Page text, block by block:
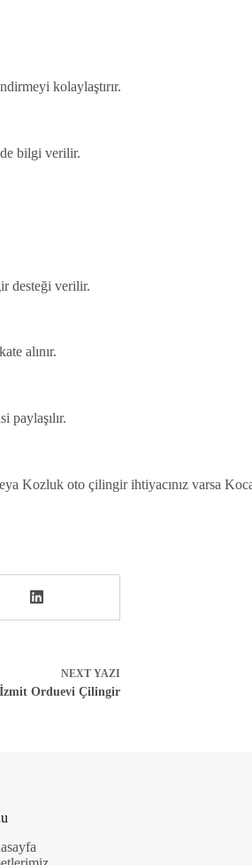
kolaylaştırır.
bilgi verilir.
desteği verilir.
alınır.
paylaşılır.
oto çilingir ihtiyacınız varsa
NEXT YAZI
İzmit Orduevi Çilingir